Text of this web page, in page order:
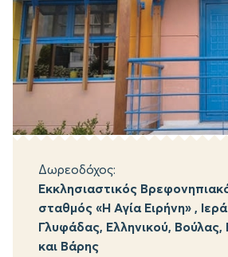
Δωρεοδόχος:
Εκκλησιαστικός
σταθμός «Η Αγία Ειρήνη» ,
Γλυφάδας, Ελληνικού, Βούλας,
και Βάρης